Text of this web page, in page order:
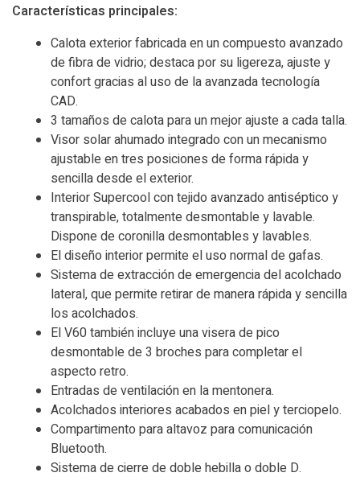
Características principales:
Calota exterior fabricada en un compuesto avanzado
de fibra de vidrio; destaca por su ligereza, ajuste y
confort gracias al uso de la avanzada tecnología
CAD.
3 tamaños de calota para un mejor ajuste a cada talla.
Visor solar ahumado integrado con un mecanismo
ajustable en tres posiciones de forma rápida y
sencilla desde el exterior.
Interior Supercool con tejido avanzado antiséptico y
transpirable, totalmente desmontable y lavable.
Dispone de coronilla desmontables y lavables.
El diseño interior permite el uso normal de gafas.
Sistema de extracción de emergencia del acolchado
lateral, que permite retirar de manera rápida y sencilla
los acolchados.
El V60 también incluye una visera de pico
desmontable de 3 broches para completar el
aspecto retro.
Entradas de ventilación en la mentonera.
Acolchados interiores acabados en piel y terciopelo.
Compartimento para altavoz para comunicación
Bluetooth.
Sistema de cierre de doble hebilla o doble D.